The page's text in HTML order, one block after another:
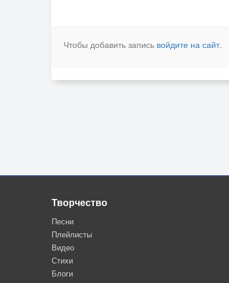
Чтобы добавить запись войдите на сайт.
Творчество
Песни
Плейлисты
Видео
Стихи
Блоги